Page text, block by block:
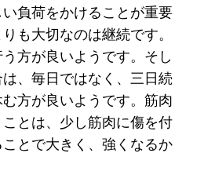
負荷をかけることが重要
も大切なのは継続です。
方が良いようです。そし
、毎日ではなく、三日続
方が良いようです。筋肉
とは、少し筋肉に傷を付
とで大きく、強くなるか